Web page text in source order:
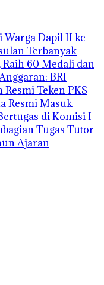
Warga Dapil II ke
Terbanyak
Raih 60 Medali dan
BRI
Teken PKS
Resmi Masuk
di Komisi I
Tugas Tutor
Ajaran